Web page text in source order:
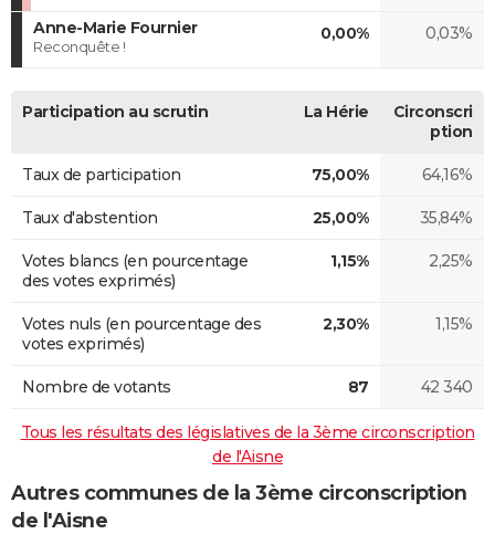
Anne-Marie Fournier
Reconquête !
0,00% 0,03%
Participation au scrutin La Hérie
Circonscri
ption
Taux de participation 75,00% 64,16%
Taux d'abstention 25,00% 35,84%
Votes blancs (en pourcentage
des votes exprimés)
1,15% 2,25%
Votes nuls (en pourcentage des
votes exprimés)
2,30% 1,15%
Nombre de votants 87 42 340
Tous les résultats des législatives de la 3ème circonscription
de l'Aisne
Autres communes de la 3ème circonscription
de l'Aisne